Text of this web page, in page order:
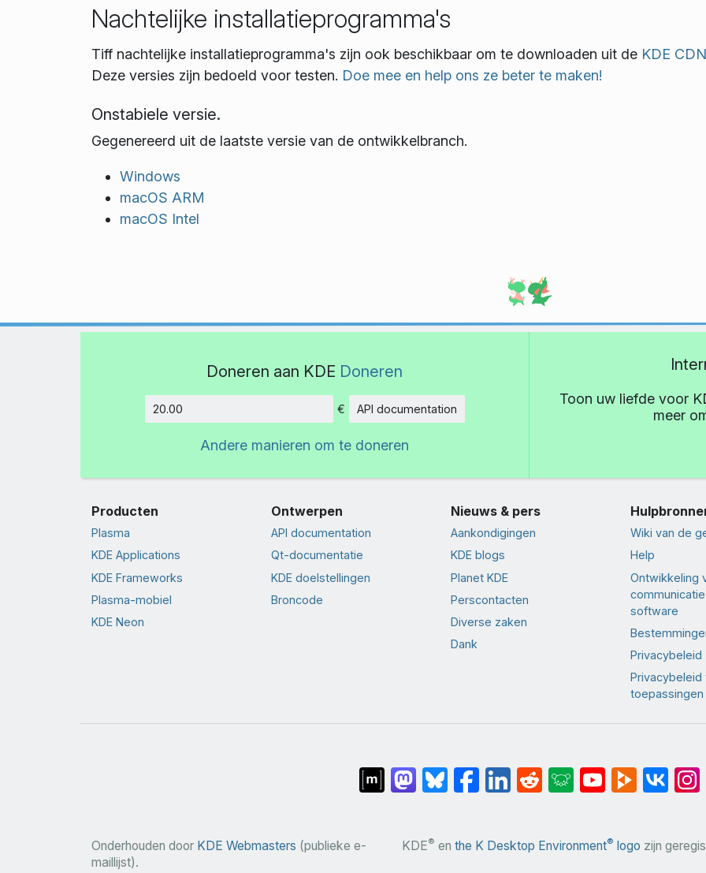
Nachtelijke installatieprogramma's
Tiff nachtelijke installatieprogramma's zijn ook beschikbaar om te downloaden uit de KDE CDN
Deze versies zijn bedoeld voor testen. Doe mee en help ons ze beter te maken!
Onstabiele versie.
Gegenereerd uit de laatste versie van de ontwikkelbranch.
Windows
macOS ARM
macOS Intel
Doneren aan KDE Doneren
Hoeveelheid
€ API documentation
Andere manieren om te doneren
Toon uw liefde voor
meer
Producten
Plasma
KDE Applications
KDE Frameworks
Plasma-mobiel
KDE Neon
Ontwerpen
API documentation
Qt-documentatie
KDE doelstellingen
Broncode
Nieuws & pers
Aankondigingen
KDE blogs
Planet KDE
Perscontacten
Diverse zaken
Dank
Wiki van de
Help
Ontwikkeling
software
Privacybeleid
Privacybeleid
toepassingen
Onderhouden door KDE Webmasters (publieke e-
maillijst).
KDE® en the K Desktop Environment® logo zijn